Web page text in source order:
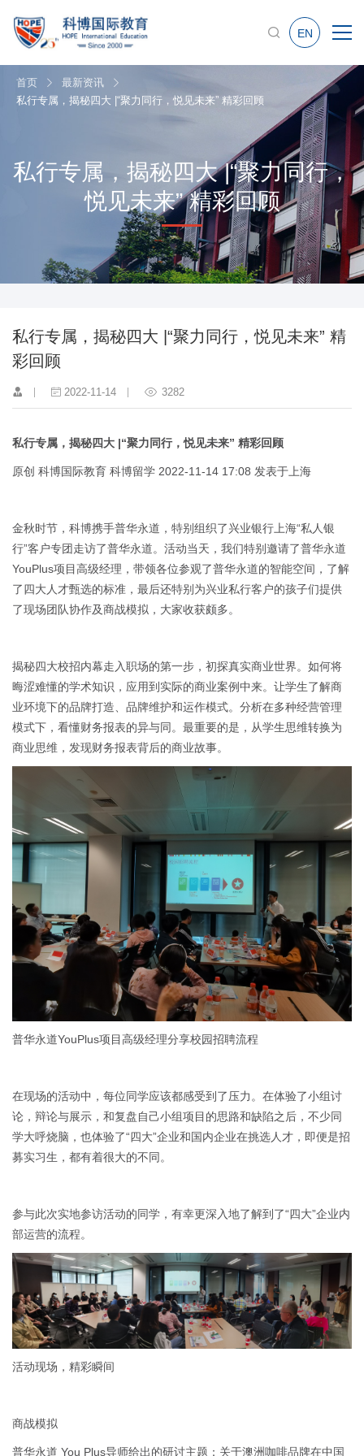
EN
首页
最新资讯
私行专属，揭秘四大 |“聚力同行，悦见未来” 精彩回顾
私行专属，揭秘四大 |“聚力同行，
悦见未来” 精彩回顾
私行专属，揭秘四大 |“聚力同行，悦见未来” 精
彩回顾
2022-11-14 3282
私行专属，揭秘四大 |“聚力同行，悦见未来” 精彩回顾
原创 科博国际教育 科博留学 2022-11-14 17:08 发表于上海
金秋时节，科博携手普华永道，特别组织了兴业银行上海“私人银
行”客户专团走访了普华永道。活动当天，我们特别邀请了普华永道
YouPlus项目高级经理，带领各位参观了普华永道的智能空间，了解
了四大人才甄选的标准，最后还特别为兴业私行客户的孩子们提供
了现场团队协作及商战模拟，大家收获颇多。
揭秘四大校招内幕走入职场的第一步，初探真实商业世界。如何将
晦涩难懂的学术知识，应用到实际的商业案例中来。让学生了解商
业环境下的品牌打造、品牌维护和运作模式。分析在多种经营管理
模式下，看懂财务报表的异与同。最重要的是，从学生思维转换为
商业思维，发现财务报表背后的商业故事。
普华永道YouPlus项目高级经理分享校园招聘流程
在现场的活动中，每位同学应该都感受到了压力。在体验了小组讨
论，辩论与展示，和复盘自己小组项目的思路和缺陷之后，不少同
学大呼烧脑，也体验了“四大”企业和国内企业在挑选人才，即便是招
募实习生，都有着很大的不同。
参与此次实地参访活动的同学，有幸更深入地了解到了“四大”企业内
部运营的流程。
活动现场，精彩瞬间
商战模拟
普华永道 You Plus导师给出的研讨主题：关于澳洲咖啡品牌在中国